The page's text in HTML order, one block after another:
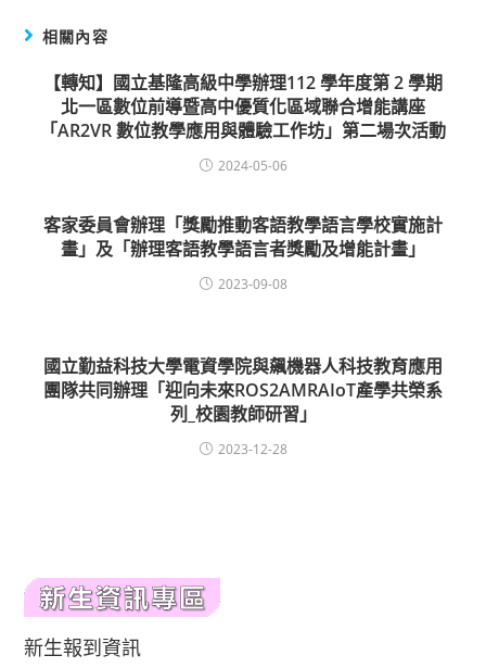
相關內容
【轉知】國立基隆高級中學辦理112 學年度第 2 學期
北一區數位前導暨高中優質化區域聯合增能講座
「AR2VR 數位教學應用與體驗工作坊」第二場次活動
2024-05-06
客家委員會辦理「獎勵推動客語教學語言學校實施計
畫」及「辦理客語教學語言者獎勵及增能計畫」
2023-09-08
國立勤益科技大學電資學院與飆機器人科技教育應用
團隊共同辦理「迎向未來ROS2AMRAIoT產學共榮系
列_校園教師研習」
2023-12-28
新生報到資訊